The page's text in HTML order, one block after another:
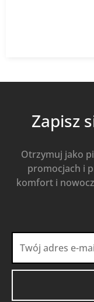
Zapisz
Otrzymuj jako
promocjach i
komfort i